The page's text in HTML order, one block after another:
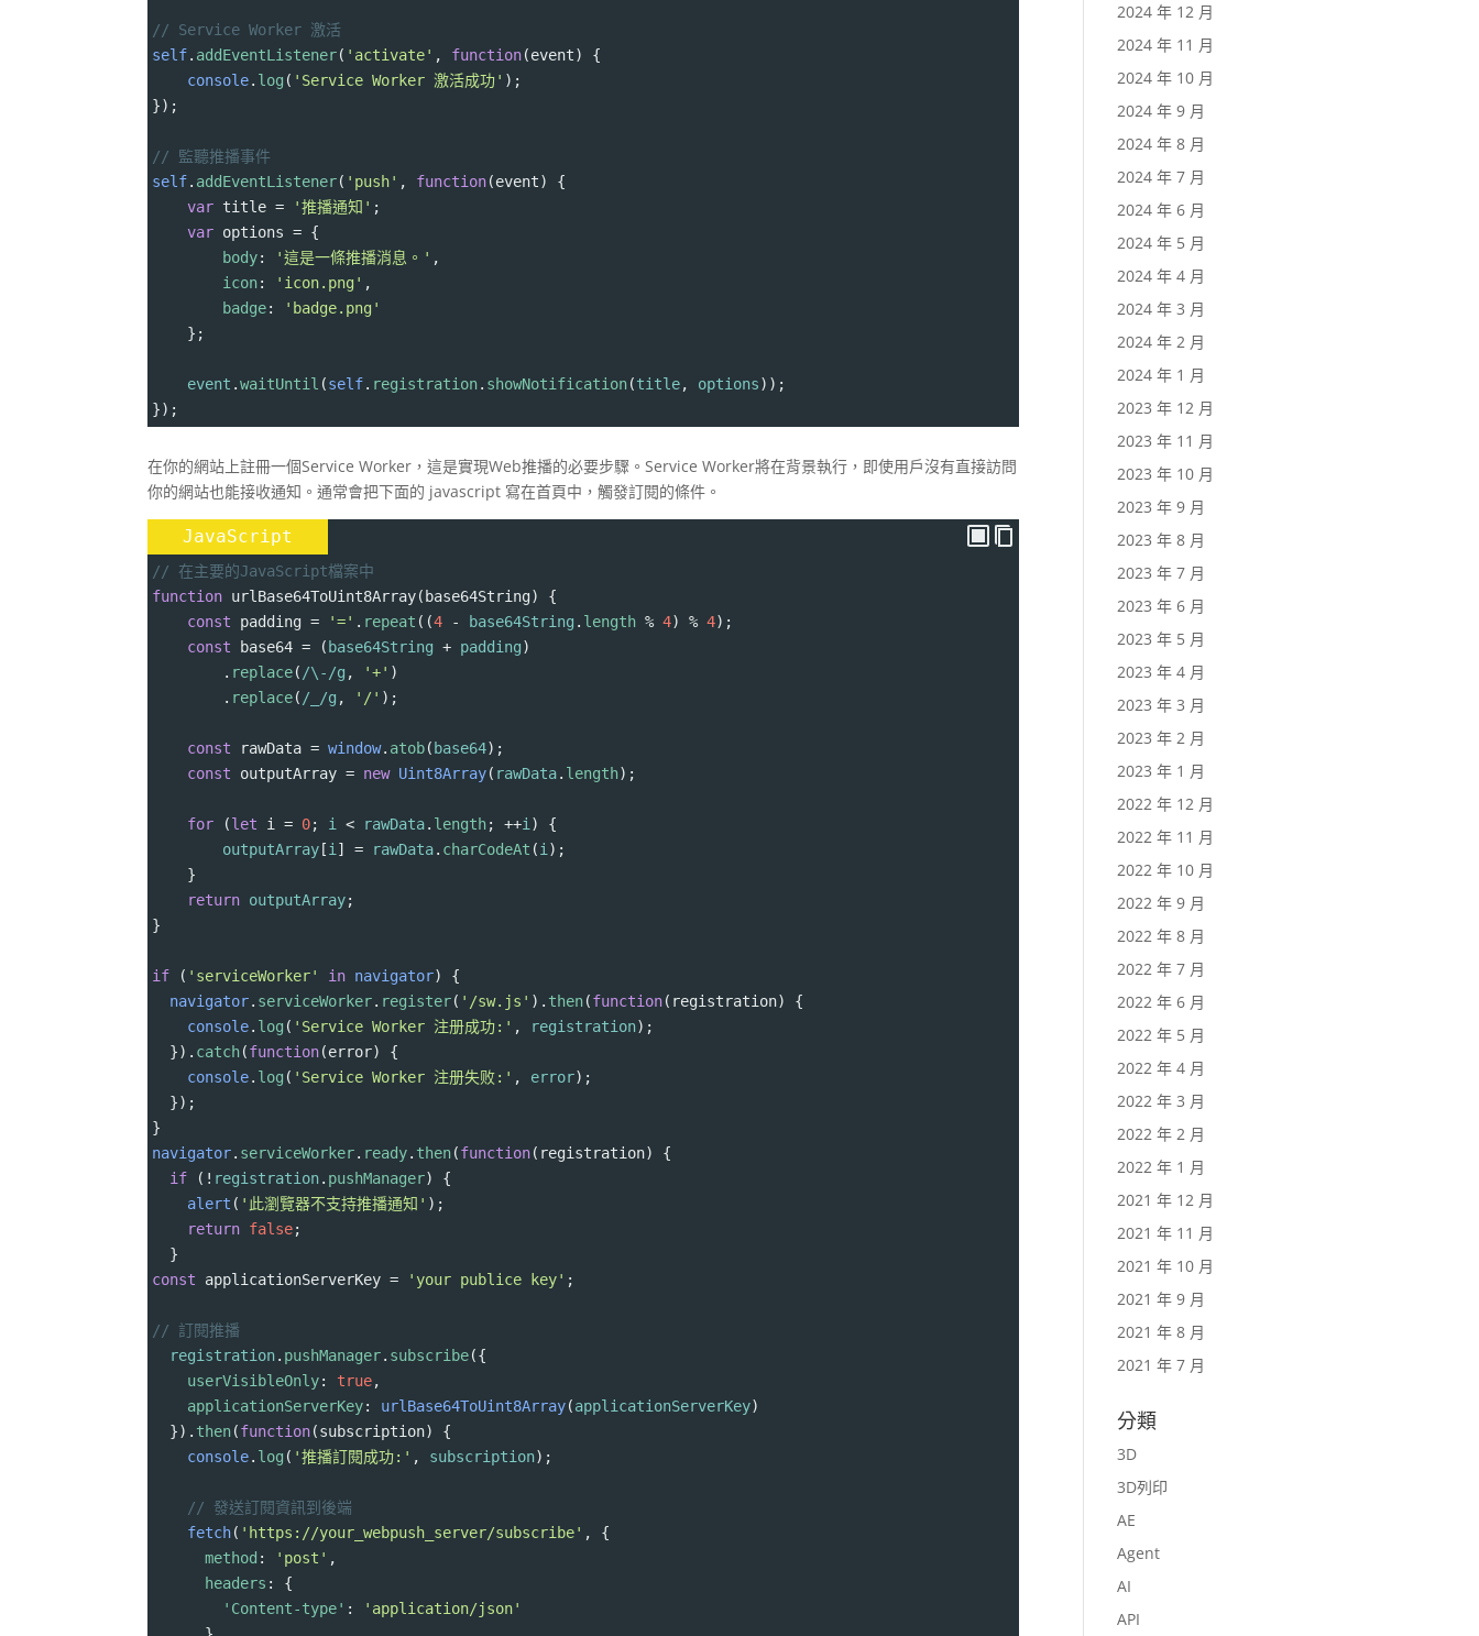
// Service Worker 激活
self. addEventListener( 'activate' , function(event) {
console. log ( 'Service Worker 激活成功' );
});
// 監聽推播事件
self. addEventListener( 'push' , function(event) {
var title = '推播通知' ;
var options = {
body: '這是一條推播消息。' ,
icon: 'icon.png' ,
badge:
'badge.png'
    };
event .waitUntil (self. registration. showNotification(title, options));
});
在你的網站上註冊一個Service Worker，這是實現Web推播的必要步驟。Service Worker將在背景執行，即使用戶沒有直接訪問
你的網站也能接收通知。通常會把下面的 javascript 寫在首頁中，觸發訂閱的條件。
JavaScript
// 在主要的JavaScript檔案中
function urlBase64ToUint8Array( base64String) {
const
padding = '=' . repeat ((4 - base64String . length % 4) % 4);
const
base64 = ( base64String + padding)
        .
replace(/\-/g , '+' )
        .
replace(/_/g , '/' );
const rawData = window. atob( base64);
const
outputArray = new Uint8Array( rawData. length);
for (let i = 0; i < rawData. length; ++i) {
outputArray [i] = rawData. charCodeAt (i);
    }
return outputArray;
}
if ( 'serviceWorker' in navigator) {
navigator. serviceWorker. register( '/sw.js' ). then(function( registration) {
console. log ( 'Service Worker 注册成功:' , registration);
  }).
catch(function(error) {
console. log ( 'Service Worker 注册失败:' , error);
  });
}
navigator. serviceWorker. ready. then(function( registration) {
if ( ! registration. pushManager) {
alert ( '此瀏覽器不支持推播通知' );
return false;
  }
const
applicationServerKey = 'your publice key' ;
// 訂閱推播
registration. pushManager. subscribe({
userVisibleOnly: true,
applicationServerKey: urlBase64ToUint8Array(applicationServerKey)
  }).
then(function(subscription) {
console. log ( '推播訂閱成功:' , subscription);
// 發送訂閱資訊到後端
fetch( 'https://your_webpush_server/subscribe' , {
method : 'post' ,
headers : {
'Content-type' :
'application/json'
2024 年 12 月
2024 年 11 月
2024 年 10 月
2024 年 9 月
2024 年 8 月
2024 年 7 月
2024 年 6 月
2024 年 5 月
2024 年 4 月
2024 年 3 月
2024 年 2 月
2024 年 1 月
2023 年 12 月
2023 年 11 月
2023 年 10 月
2023 年 9 月
2023 年 8 月
2023 年 7 月
2023 年 6 月
2023 年 5 月
2023 年 4 月
2023 年 3 月
2023 年 2 月
2023 年 1 月
2022 年 12 月
2022 年 11 月
2022 年 10 月
2022 年 9 月
2022 年 8 月
2022 年 7 月
2022 年 6 月
2022 年 5 月
2022 年 4 月
2022 年 3 月
2022 年 2 月
2022 年 1 月
2021 年 12 月
2021 年 11 月
2021 年 10 月
2021 年 9 月
2021 年 8 月
2021 年 7 月
分類
3D
3D列印
AE
Agent
AI
API